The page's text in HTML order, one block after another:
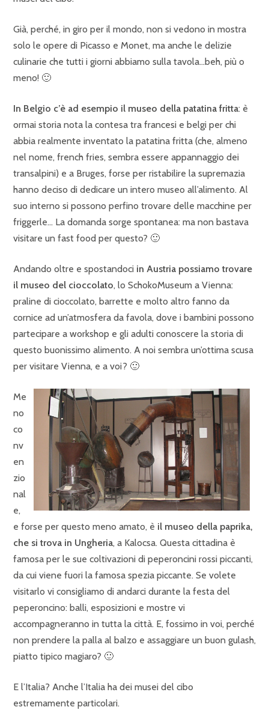
Già, perché, in giro per il mondo, non si vedono in mostra
solo le opere di Picasso e Monet, ma anche le delizie
culinarie che tutti i giorni abbiamo sulla tavola…beh, più o
meno! 🙂
In Belgio c’è ad esempio il museo della patatina fritta: è
ormai storia nota la contesa tra francesi e belgi per chi
abbia realmente inventato la patatina fritta (che, almeno
nel nome, french fries, sembra essere appannaggio dei
transalpini) e a Bruges, forse per ristabilire la supremazia
hanno deciso di dedicare un intero museo all’alimento. Al
suo interno si possono perfino trovare delle macchine per
friggerle… La domanda sorge spontanea: ma non bastava
visitare un fast food per questo? 🙂
Andando oltre e spostandoci in Austria possiamo trovare
il museo del cioccolato, lo SchokoMuseum a Vienna:
praline di cioccolato, barrette e molto altro fanno da
cornice ad un’atmosfera da favola, dove i bambini possono
partecipare a workshop e gli adulti conoscere la storia di
questo buonissimo alimento. A noi sembra un’ottima scusa
per visitare Vienna, e a voi? 🙂
Me
no
co
nv
en
zio
nal
e,
e forse per questo meno amato, è il museo della paprika,
che si trova in Ungheria, a Kalocsa. Questa cittadina è
famosa per le sue coltivazioni di peperoncini rossi piccanti,
da cui viene fuori la famosa spezia piccante. Se volete
visitarlo vi consigliamo di andarci durante la festa del
peperoncino: balli, esposizioni e mostre vi
accompagneranno in tutta la città. E, fossimo in voi, perché
non prendere la palla al balzo e assaggiare un buon gulash,
piatto tipico magiaro? 🙂
E l’Italia? Anche l’Italia ha dei musei del cibo
estremamente particolari.